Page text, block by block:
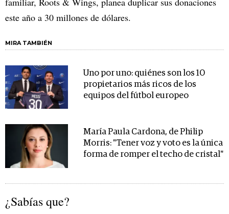
este año a 30 millones de dólares.
MIRA TAMBIÉN
Uno por uno: quiénes son los 10
propietarios más ricos de los
equipos del fútbol europeo
María Paula Cardona, de Philip
Morris: "Tener voz y voto es la única
forma de romper el techo de cristal"
¿Sabías que?